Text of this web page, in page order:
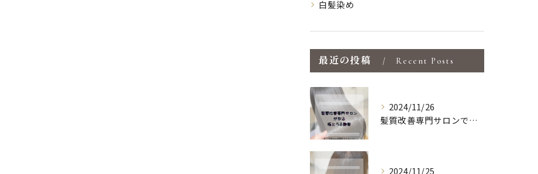
白髪染め
最近の投稿 Recent Posts
2024/11/26
髪質改善専門サロンでしか出来ない特化型の薬剤や施術で
2024/11/25